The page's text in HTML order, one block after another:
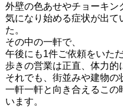
外壁の色あせやチョーキン
気になり始める症状が出て
た。
その中の一軒で、
午後にも1件ご依頼をいた
歩きの営業は正直、体力的
それでも、街並みや建物の
一軒一軒と向き合えるこの
います。